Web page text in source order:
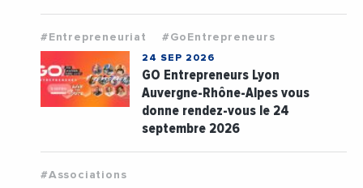
#Entrepreneuriat #GoEntrepreneurs
24 SEP 2026
GO Entrepreneurs Lyon
Auvergne-Rhône-Alpes vous
donne rendez-vous le 24
septembre 2026
#Associations